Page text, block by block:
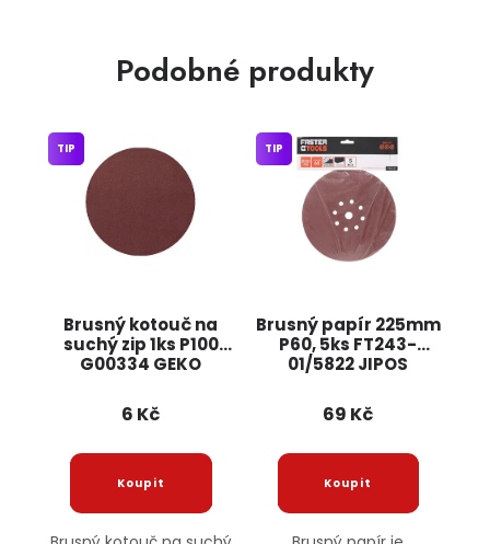
Podobné produkty
Brusný kotouč na
suchý zip 1ks P100
G00334 GEKO
TIP
6 Kč
Brusný papír 225mm
P60, 5ks FT243-
01/5822 JIPOS
TIP
69 Kč